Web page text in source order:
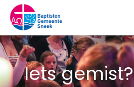
Iets gemist?